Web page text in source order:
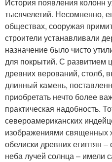
тысячелетий. Несомненно,
обществах, сооружая
строители устанавливали
назначение было чисто
для покрытий. С развитием
древних верований, столб,
длинный камень,
приобретать нечто более
практическая надобность.
североамериканских
изображениями священных
обелиски древних египтян
неба лучей солнца – имели